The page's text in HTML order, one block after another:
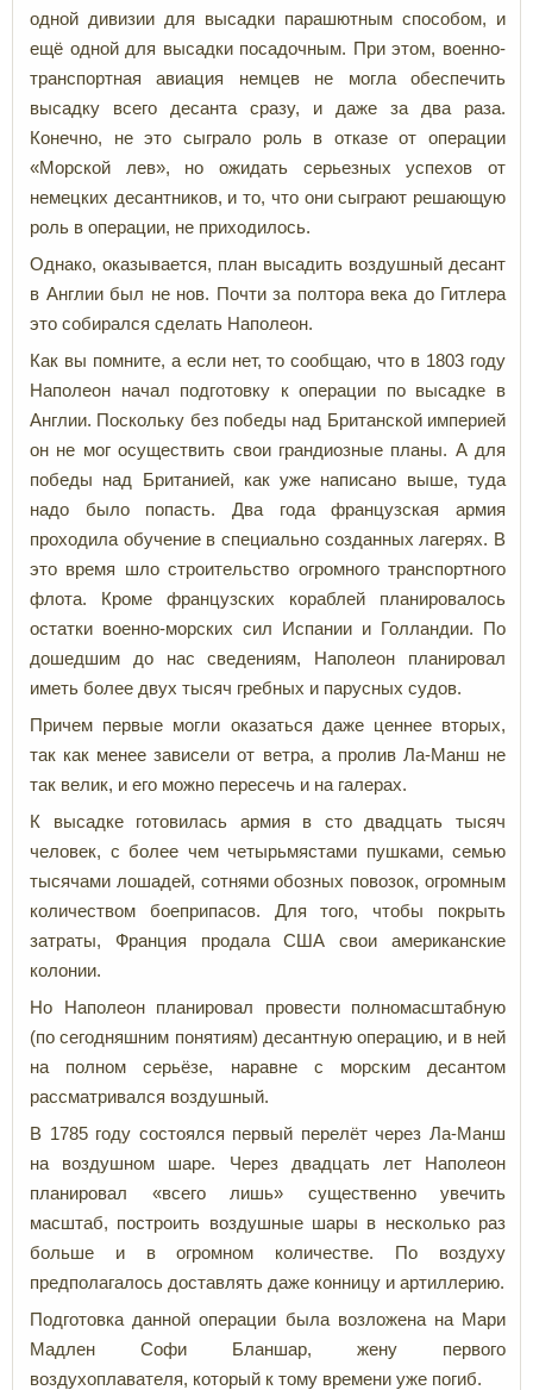
одной дивизии для высадки парашютным способом, и
ещё одной для высадки посадочным. При этом, военно-
транспортная авиация немцев не могла обеспечить
высадку всего десанта сразу, и даже за два раза.
Конечно, не это сыграло роль в отказе от операции
«Морской лев», но ожидать серьезных успехов от
немецких десантников, и то, что они сыграют решающую
роль в операции, не приходилось.
Однако, оказывается, план высадить воздушный десант
в Англии был не нов. Почти за полтора века до Гитлера
это собирался сделать Наполеон.
Как вы помните, а если нет, то сообщаю, что в 1803 году
Наполеон начал подготовку к операции по высадке в
Англии. Поскольку без победы над Британской империей
он не мог осуществить свои грандиозные планы. А для
победы над Британией, как уже написано выше, туда
надо было попасть. Два года французская армия
проходила обучение в специально созданных лагерях. В
это время шло строительство огромного транспортного
флота. Кроме французских кораблей планировалось
остатки военно-морских сил Испании и Голландии. По
дошедшим до нас сведениям, Наполеон планировал
иметь более двух тысяч гребных и парусных судов.
Причем первые могли оказаться даже ценнее вторых,
так как менее зависели от ветра, а пролив Ла-Манш не
так велик, и его можно пересечь и на галерах.
К высадке готовилась армия в сто двадцать тысяч
человек, с более чем четырьмястами пушками, семью
тысячами лошадей, сотнями обозных повозок, огромным
количеством боеприпасов. Для того, чтобы покрыть
затраты, Франция продала США свои американские
колонии.
Но Наполеон планировал провести полномасштабную
(по сегодняшним понятиям) десантную операцию, и в ней
на полном серьёзе, наравне с морским десантом
рассматривался воздушный.
В 1785 году состоялся первый перелёт через Ла-Манш
на воздушном шаре. Через двадцать лет Наполеон
планировал «всего лишь» существенно увечить
масштаб, построить воздушные шары в несколько раз
больше и в огромном количестве. По воздуху
предполагалось доставлять даже конницу и артиллерию.
Подготовка данной операции была возложена на Мари
Мадлен Софи Бланшар, жену первого
воздухоплавателя, который к тому времени уже погиб.